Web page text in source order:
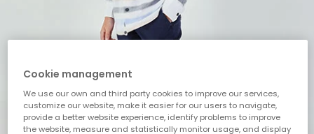
Cookie management
We use our own and third party cookies to improve our services,
customize our website, make it easier for our users to navigate,
provide a better website experience, identify problems to improve
the website, measure and statistically monitor usage, and display